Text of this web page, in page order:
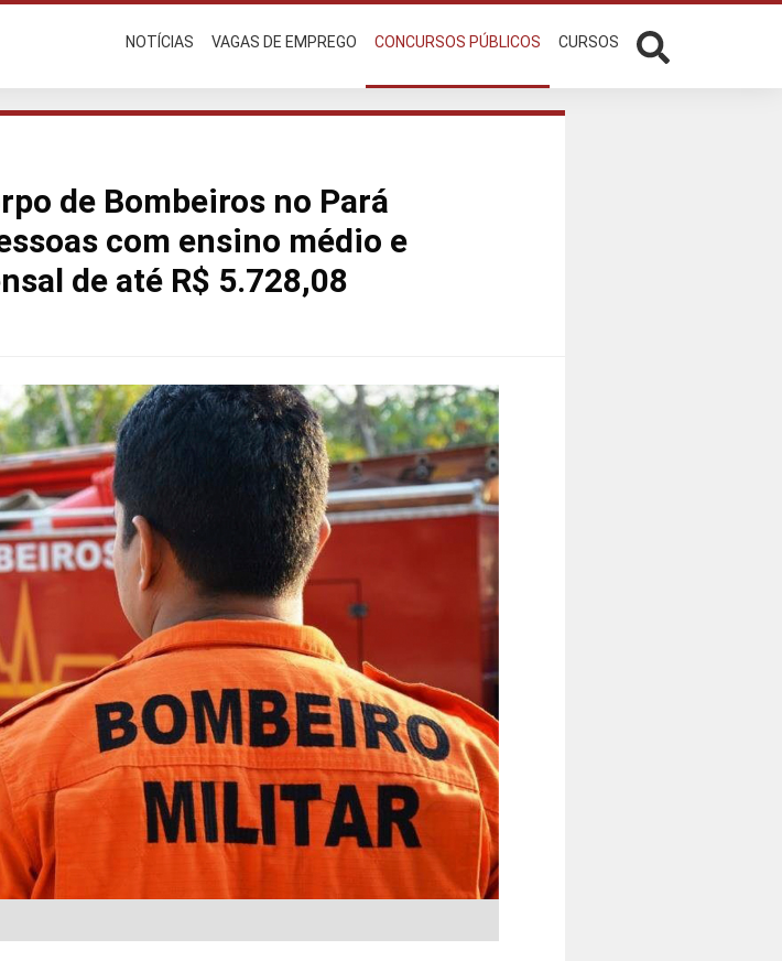
NOTÍCIAS VAGAS DE EMPREGO CONCURSOS PÚBLICOS CURSOS
de Bombeiros no Pará
com ensino médio e
de até R$ 5.728,08